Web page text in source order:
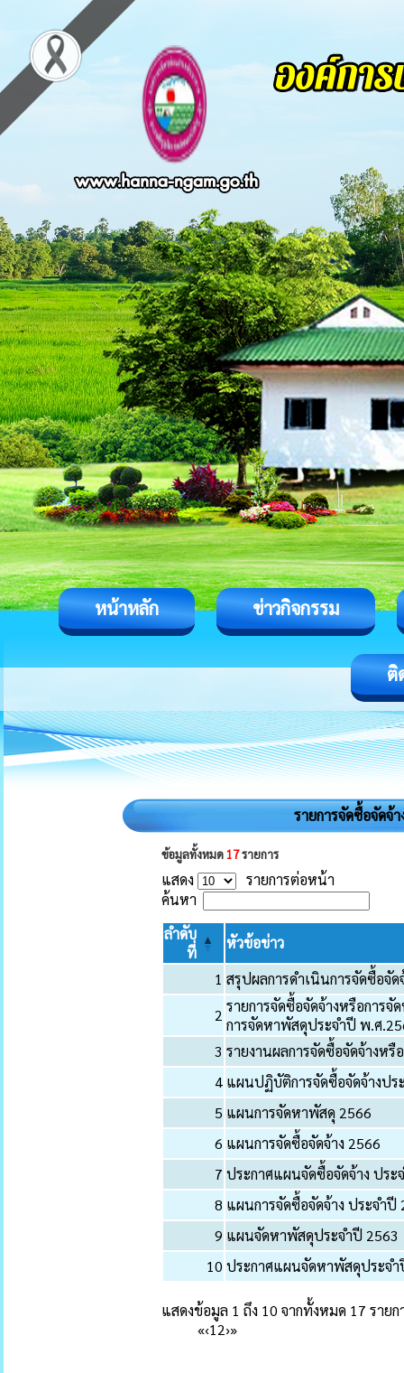
หน้าหลัก ข่าวกิจกรรม
ติ
รายการจัดซื้อจัดจ้
ข้อมูลทั้งหมด 17รายการ
แสดง
รายการต่อหน้า
ค้นหา
ลำดับ
ที่
หัวข้อข่าว
1 สรุปผลการดำเนินการจัดซื้อจั
2 รายการจัดซื้อจัดจ้างหรือการ
การจัดหาพัสดุประจำปี พ.ศ
3 รายงานผลการจัดซื้อจัดจ้างห
4 แผนปฏิบัติการจัดซื้อจัดจ้างป
5 แผนการจัดหาพัสดุ 2566
6 แผนการจัดซื้อจัดจ้าง 2566
7 ประกาศแผนจัดซื้อจัดจ้าง ประ
8 แผนการจัดซื้อจัดจ้าง ประจำปี
9 แผนจัดหาพัสดุประจำปี 2563
10 ประกาศแผนจัดหาพัสดุประจ
แสดงข้อมูล 1 ถึง 10 จากทั้งหมด 17 รายก
«‹12›»